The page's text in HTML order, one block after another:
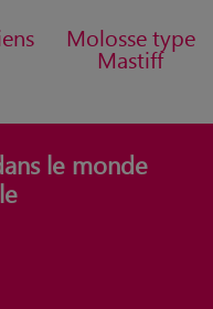
Molosse type
Mastiff
le monde